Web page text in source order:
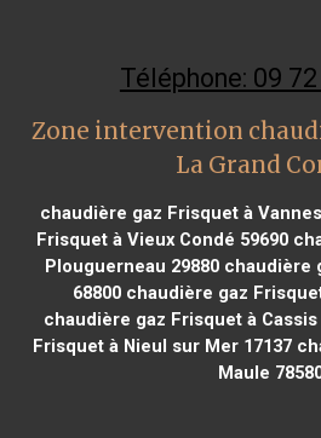
Téléphone: 09
Zone intervention
La Grand
chaudière gaz Frisquet à
Frisquet à Vieux Condé 59690
Plouguerneau 29880 chaudière
68800 chaudière gaz
chaudière gaz Frisquet à Cassis
Frisquet à Nieul sur Mer 17137
Maule